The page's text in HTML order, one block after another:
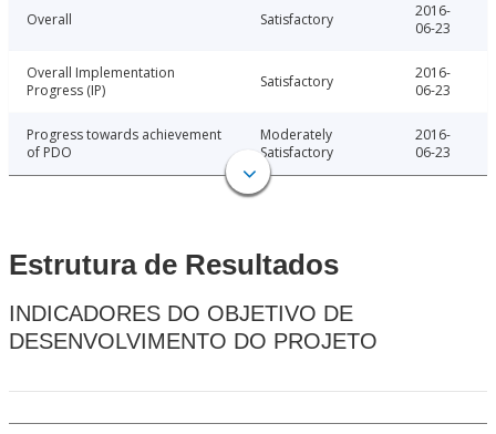
Overall Satisfactory
2016-
06-23
Overall Implementation
Progress (IP)
Satisfactory
2016-
06-23
Progress towards achievement
of PDO
Moderately
Satisfactory
2016-
06-23
Estrutura de Resultados
INDICADORES DO OBJETIVO DE
DESENVOLVIMENTO DO PROJETO